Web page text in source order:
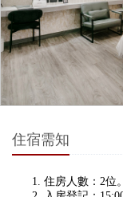
住宿需知
住房人數：2位。